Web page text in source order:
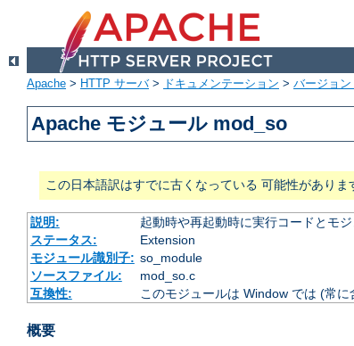
Apache > HTTP サーバ> ドキュメンテーション > バージョン
Apache モジュール mod_so
この日本語訳はすでに古くなっている 可能性があり
説明:
起動時や再起動時に実行コードとモ
ステータス:
Extension
モジュール識別子: so_module
ソースファイル:
mod_so.c
互換性:
このモジュールは Window では (常
概要